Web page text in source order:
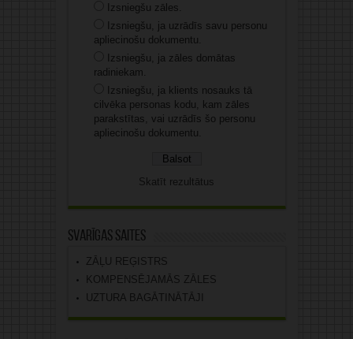
Izsniegšu zāles.
Izsniegšu, ja uzrādīs savu personu
apliecinošu dokumentu.
Izsniegšu, ja zāles domātas
radiniekam.
Izsniegšu, ja klients nosauks tā
cilvēka personas kodu, kam zāles
parakstītas, vai uzrādīs šo personu
apliecinošu dokumentu.
Skatīt rezultātus
Svarīgas saites
ZĀĻU REĢISTRS
KOMPENSĒJAMĀS ZĀLES
UZTURA BAGĀTINĀTĀJI